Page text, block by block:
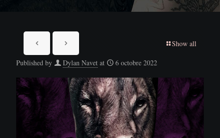
Show all
Published by Dylan Navet at 6 octobre 2022